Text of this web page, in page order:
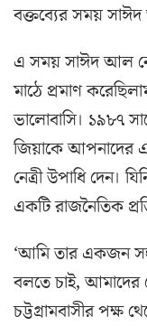
বক্তব্যের সময়
এ সময় সাঈদ আল
মাঠে প্রমাণ
ভালোবাসি। ১৯৮৭
জিয়াকে
নেত্রী উপাধি দেন।
একটি রাজনৈতিক
‘আমি তার একজন
বলতে চাই, আমাদের
চট্টগ্রামবাসীর পক্ষ